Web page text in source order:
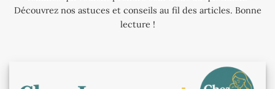
Découvrez nos astuces et conseils au fil des articles. Bonne
lecture !